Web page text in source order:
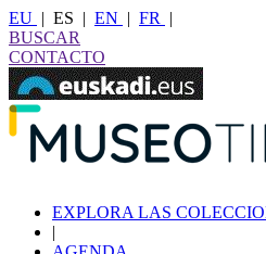
EU | ES | EN | FR
|
BUSCAR
CONTACTO
EXPLORA LAS
|